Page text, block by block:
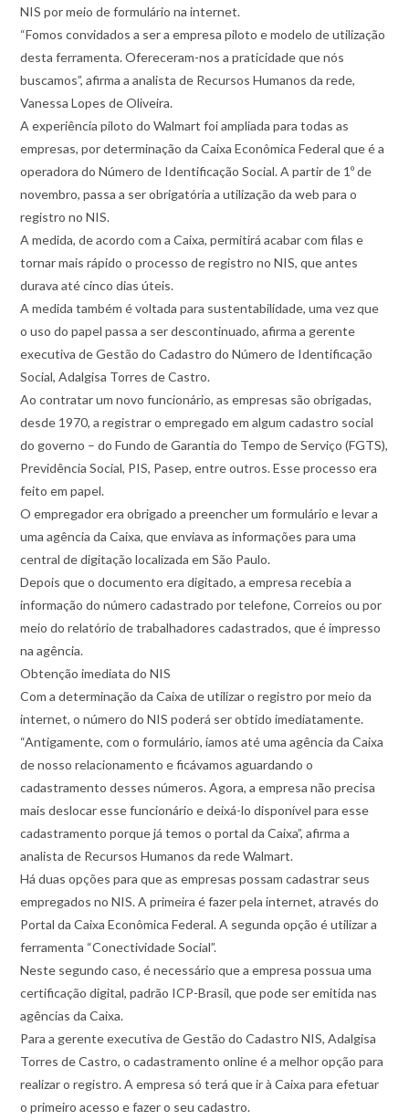
NIS por meio de formulário na internet.
“Fomos convidados a ser a empresa piloto e modelo de utilização
desta ferramenta. Ofereceram-nos a praticidade que nós
buscamos”, afirma a analista de Recursos Humanos da rede,
Vanessa Lopes de Oliveira.
A experiência piloto do Walmart foi ampliada para todas as
empresas, por determinação da Caixa Econômica Federal que é a
operadora do Número de Identificação Social. A partir de 1º de
novembro, passa a ser obrigatória a utilização da web para o
registro no NIS.
A medida, de acordo com a Caixa, permitirá acabar com filas e
tornar mais rápido o processo de registro no NIS, que antes
durava até cinco dias úteis.
A medida também é voltada para sustentabilidade, uma vez que
o uso do papel passa a ser descontinuado, afirma a gerente
executiva de Gestão do Cadastro do Número de Identificação
Social, Adalgisa Torres de Castro.
Ao contratar um novo funcionário, as empresas são obrigadas,
desde 1970, a registrar o empregado em algum cadastro social
do governo – do Fundo de Garantia do Tempo de Serviço (FGTS),
Previdência Social, PIS, Pasep, entre outros. Esse processo era
feito em papel.
O empregador era obrigado a preencher um formulário e levar a
uma agência da Caixa, que enviava as informações para uma
central de digitação localizada em São Paulo.
Depois que o documento era digitado, a empresa recebia a
informação do número cadastrado por telefone, Correios ou por
meio do relatório de trabalhadores cadastrados, que é impresso
na agência.
Obtenção imediata do NIS
Com a determinação da Caixa de utilizar o registro por meio da
internet, o número do NIS poderá ser obtido imediatamente.
“Antigamente, com o formulário, íamos até uma agência da Caixa
de nosso relacionamento e ficávamos aguardando o
cadastramento desses números. Agora, a empresa não precisa
mais deslocar esse funcionário e deixá-lo disponível para esse
cadastramento porque já temos o portal da Caixa”, afirma a
analista de Recursos Humanos da rede Walmart.
Há duas opções para que as empresas possam cadastrar seus
empregados no NIS. A primeira é fazer pela internet, através do
Portal da Caixa Econômica Federal. A segunda opção é utilizar a
ferramenta “Conectividade Social”.
Neste segundo caso, é necessário que a empresa possua uma
certificação digital, padrão ICP-Brasil, que pode ser emitida nas
agências da Caixa.
Para a gerente executiva de Gestão do Cadastro NIS, Adalgisa
Torres de Castro, o cadastramento online é a melhor opção para
realizar o registro. A empresa só terá que ir à Caixa para efetuar
o primeiro acesso e fazer o seu cadastro.